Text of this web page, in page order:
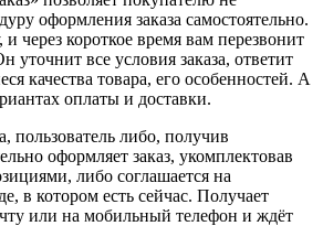
оформления заказа самостоятельно.
через короткое время вам перезвонит
уточнит все условия заказа, ответит
качества товара, его особенностей. А
оплаты и доставки.
пользователь либо, получив
оформляет заказ, укомплектовав
либо соглашается на
в котором есть сейчас. Получает
или на мобильный телефон и ждёт